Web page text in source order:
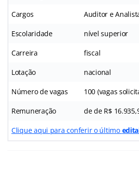
Cargos Auditor e
Escolaridade nível superior
Carreira fiscal
Lotação nacional
Número de vagas 100 (vagas
Remuneração de de R$
Clique aqui para conferir o último